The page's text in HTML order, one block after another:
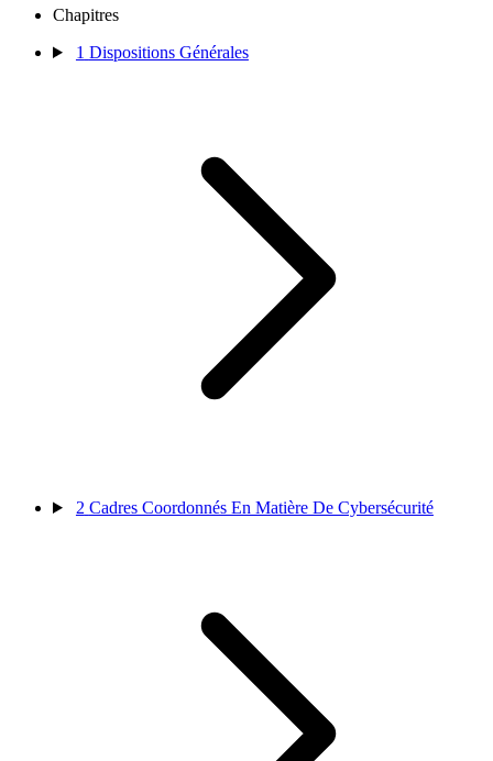
Chapitres
1 Dispositions Générales
2 Cadres Coordonnés En Matière De Cybersécurité